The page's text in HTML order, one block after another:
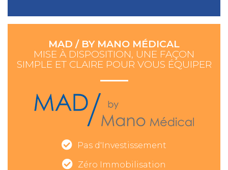
MAD / BY MANO MÉDICAL
MISE À DISPOSITION, UNE FAÇON
SIMPLE ET CLAIRE POUR VOUS ÉQUIPER
Pas d'Investissement
Zéro Immobilisation